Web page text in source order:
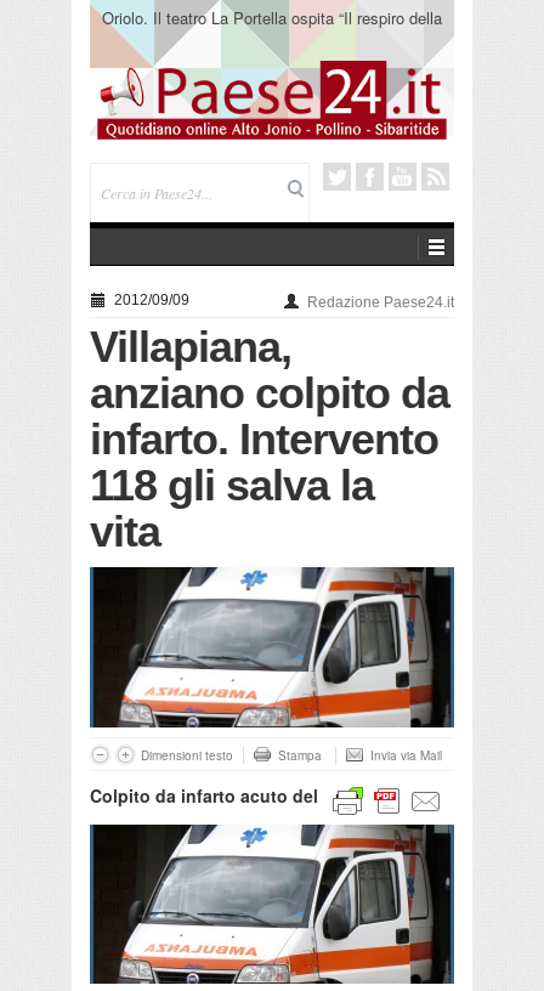
Oriolo. Il teatro La Portella ospita “Il respiro della
terra” del collettivo 365
2012/09/09 Redazione Paese24.it
Villapiana,
anziano colpito da
infarto. Intervento
118 gli salva la
vita
Dimensioni testo Stampa Invia via Mail
Colpito da infarto acuto del